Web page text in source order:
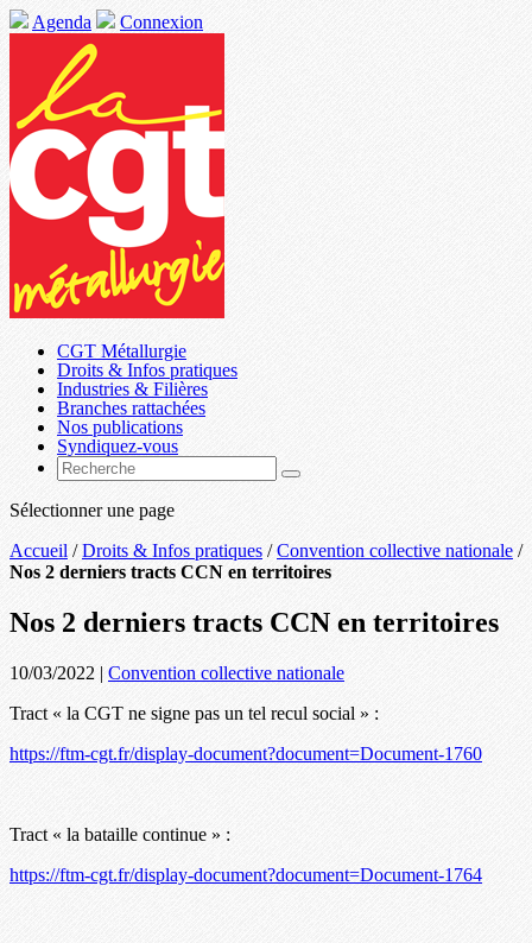
Agenda Connexion
CGT Métallurgie
Droits & Infos pratiques
Industries & Filières
Branches rattachées
Nos publications
Syndiquez-vous
Sélectionner une page
Accueil /Droits & Infos pratiques /Convention collective nationale /
Nos 2 derniers tracts CCN en territoires
Nos 2 derniers tracts CCN en territoires
10/03/2022 | Convention collective nationale
Tract « la CGT ne signe pas un tel recul social » :
https://ftm-cgt.fr/display-document?document=Document-1760
Tract « la bataille continue » :
https://ftm-cgt.fr/display-document?document=Document-1764